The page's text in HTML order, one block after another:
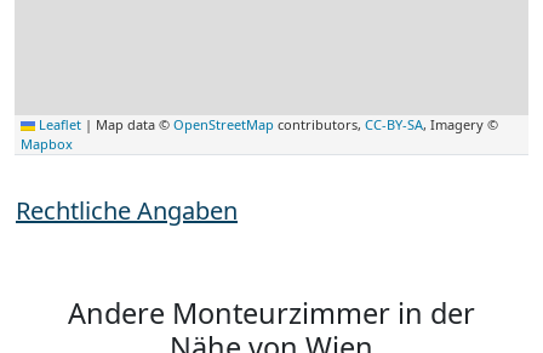
Leaflet | Map data © OpenStreetMap contributors, CC-BY-SA, Imagery ©
Mapbox
Rechtliche Angaben
Andere Monteurzimmer in der